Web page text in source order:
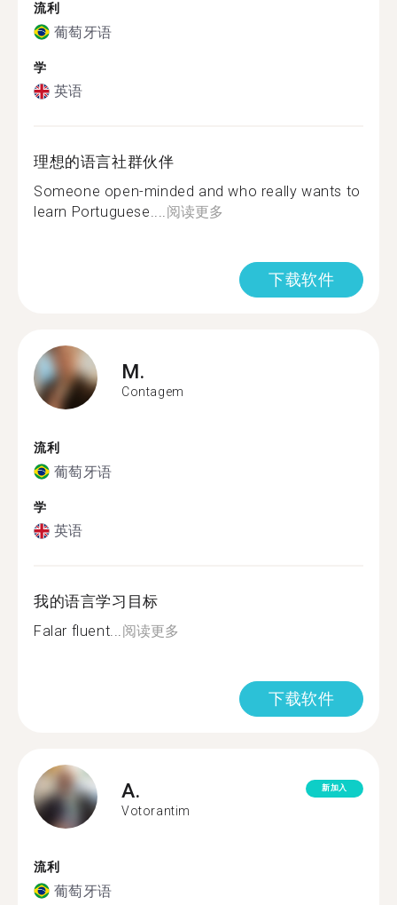
流利
葡萄牙语
学
英语
理想的语言社群伙伴
Someone open-minded and who really wants to
learn Portuguese....阅读更多
下载软件
M.
Contagem
流利
葡萄牙语
学
英语
我的语言学习目标
Falar fluent...阅读更多
下载软件
A.
Votorantim
新加入
流利
葡萄牙语